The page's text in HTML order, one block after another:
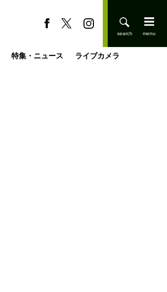
特集・ニュース ライブカメラ